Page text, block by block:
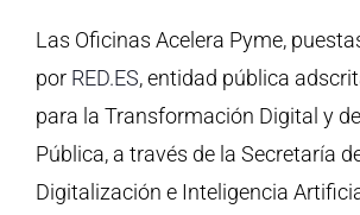
Las Oficinas Acelera Pyme,
por RED.ES, entidad pública
para la Transformación Digital y
Pública, a través de la Secretaría
Digitalización e Inteligencia